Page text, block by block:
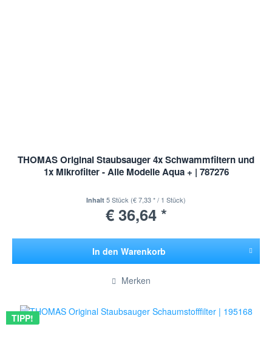
THOMAS Original Staubsauger 4x Schwammfiltern und
1x Mikrofilter - Alle Modelle Aqua + | 787276
Inhalt5 Stück (€ 7,33 * / 1 Stück)
€ 36,64 *
In den Warenkorb
Hinzugefügt
Merken
TIPP!